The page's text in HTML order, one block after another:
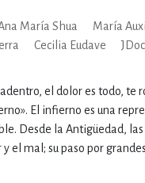
María Shua María
Cecilia Eudave
el dolor es todo, te
El infierno es una
Desde la Antigüedad,
el mal; su paso por